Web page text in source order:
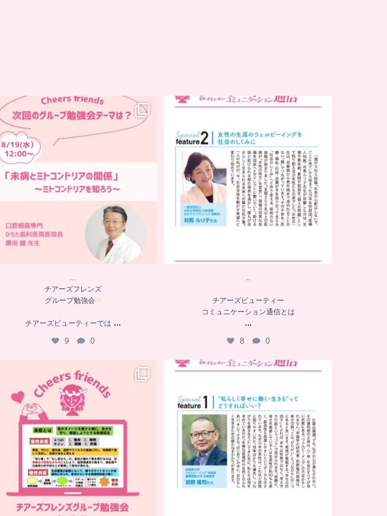
チアーズフレンズ
グループ勉強会
チアーズビューティーでは
…
チアーズフレンズ
グループ勉強会
チアーズビューティーでは ...
9 0
..
コミュニケーション通信とは
...
8 0
..
チアーズビューティー
コミュニケーション通信とは
...
8 0
…
チアーズフレンズ
グループ勉強会
チアーズビューティーでは
11
．．
...
8 0